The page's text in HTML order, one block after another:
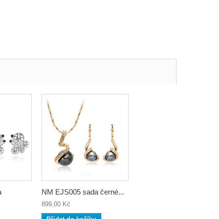
NM EJS005 sada černé...
899,00 Kč